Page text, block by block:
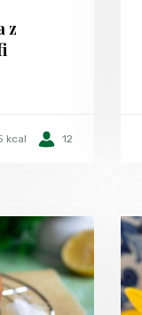
z
kcal 12